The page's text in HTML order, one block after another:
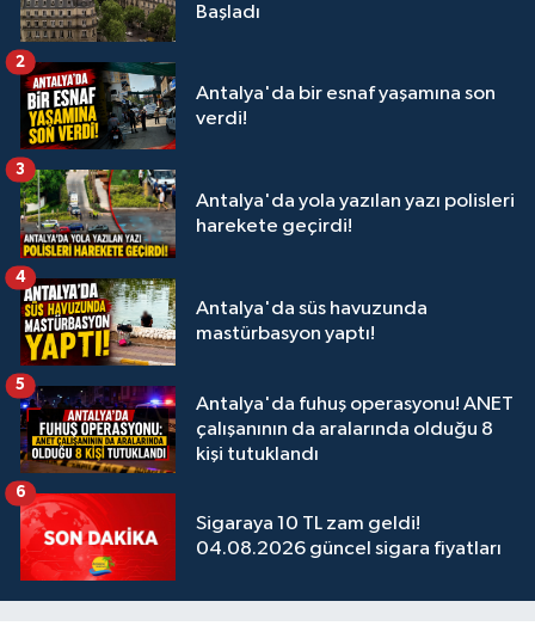
Başladı
Antalya'da bir esnaf yaşamına son
verdi!
2
Antalya'da yola yazılan yazı polisleri
harekete geçirdi!
3
Antalya'da süs havuzunda
mastürbasyon yaptı!
4
Antalya'da fuhuş operasyonu! ANET
çalışanının da aralarında olduğu 8
kişi tutuklandı
5
Sigaraya 10 TL zam geldi!
04.08.2026 güncel sigara fiyatları
6